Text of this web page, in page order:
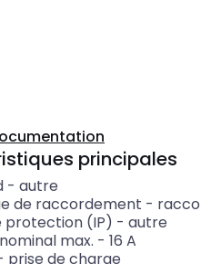
principales
- autre
de raccordement -
protection (IP) - autre
max. - 16 A
prise de charge